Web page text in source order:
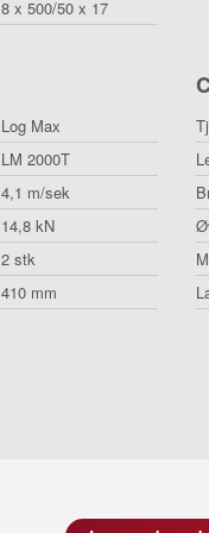
8 x 500/50 x 17
Log Max
LM 2000T
4,1 m/sek
14,8 kN
2 stk
410 mm